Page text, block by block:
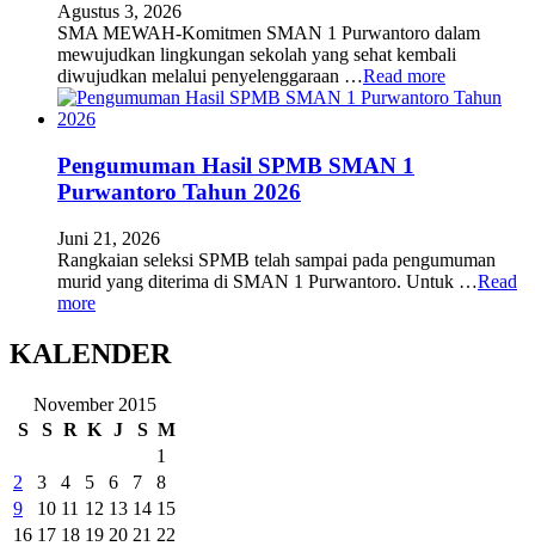
Agustus 3, 2026
SMA MEWAH-Komitmen SMAN 1 Purwantoro dalam
mewujudkan lingkungan sekolah yang sehat kembali
diwujudkan melalui penyelenggaraan …Read more
Pengumuman Hasil SPMB SMAN 1
Purwantoro Tahun 2026
Juni 21, 2026
Rangkaian seleksi SPMB telah sampai pada pengumuman
murid yang diterima di SMAN 1 Purwantoro. Untuk …Read
more
KALENDER
November 2015
S
S R K J S M
1
2
3 4 5 6 7
8
9
10 11 12 13 14 15
16 17 18 19 20 21 22